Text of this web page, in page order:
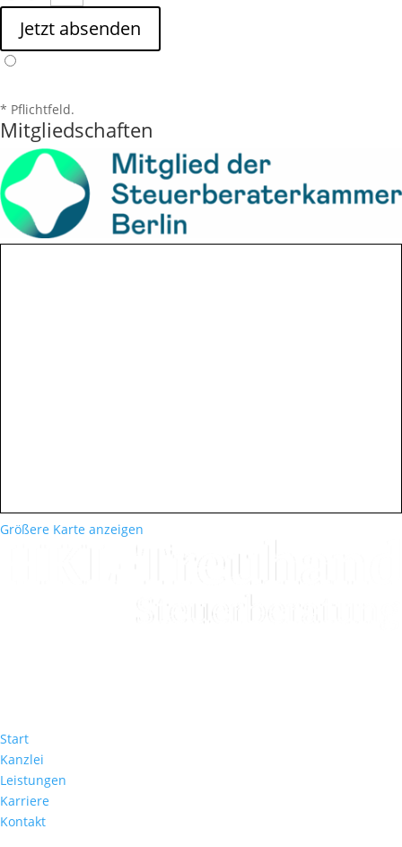
Jetzt absenden
* Pflichtfeld.
Mitgliedschaften
Größere Karte anzeigen
Start
Kanzlei
Leistungen
Karriere
Kontakt